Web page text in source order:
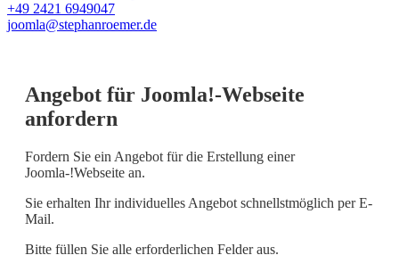
+49 2421 6949047
joomla@stephanroemer.de
Angebot für Joomla!-Webseite
anfordern
Fordern Sie ein Angebot für die Erstellung einer
Joomla-!Webseite an.
Sie erhalten Ihr individuelles Angebot schnellstmöglich per E-
Mail.
Bitte füllen Sie alle erforderlichen Felder aus.